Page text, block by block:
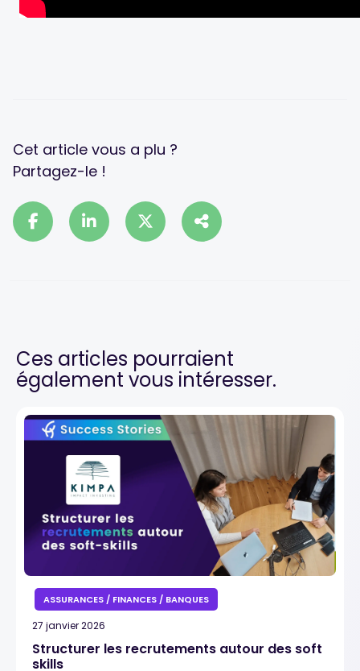
Cet article vous a plu ?
Partagez-le !
Ces articles pourraient
également vous intéresser.
ASSURANCES / FINANCES / BANQUES
27 janvier 2026
Structurer les recrutements autour des soft
skills